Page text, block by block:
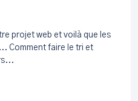
projet web et voilà que les
Comment faire le tri et